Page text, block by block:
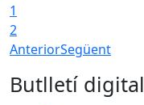
1
2
AnteriorSegüent
Butlletí digital